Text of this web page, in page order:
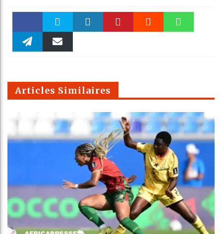
Faceboo Twitter
m
Articles Similaires